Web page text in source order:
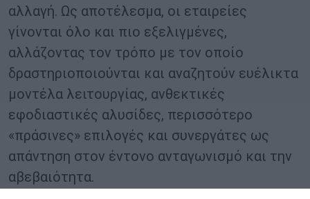
αλλαγή. Ως αποτέλεσμα, οι εταιρείες
γίνονται όλο και πιο εξελιγμένες,
αλλάζοντας τον τρόπο με τον οποίο
δραστηριοποιούνται και αναζητούν ευέλικτα
μοντέλα λειτουργίας, ανθεκτικές
εφοδιαστικές αλυσίδες, περισσότερο
«πράσινες» επιλογές και συνεργάτες ως
απάντηση στον έντονο ανταγωνισμό και την
αβεβαιότητα.